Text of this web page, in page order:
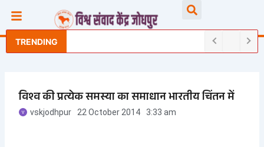
content
TRENDING
विश्व की प्रत्येक समस्या का समाधान भारतीय चिंतन में
vskjodhpur 22 October 2014 3:33 am